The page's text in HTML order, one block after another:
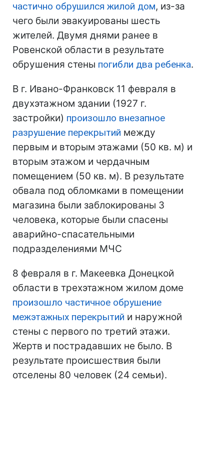
частично обрушился жилой дом, из-за
чего были эвакуированы шесть
жителей. Двумя днями ранее в
Ровенской области в результате
обрушения стены погибли два ребенка.
В г. Ивано-Франковск 11 февраля в
двухэтажном здании (1927 г.
застройки) произошло внезапное
разрушение перекрытий между
первым и вторым этажами (50 кв. м) и
вторым этажом и чердачным
помещением (50 кв. м). В результате
обвала под обломками в помещении
магазина были заблокированы 3
человека, которые были спасены
аварийно-спасательными
подразделениями МЧС
8 февраля в г. Макеевка Донецкой
области в трехэтажном жилом доме
произошло частичное обрушение
межэтажных перекрытий и наружной
стены с первого по третий этажи.
Жертв и пострадавших не было. В
результате происшествия были
отселены 80 человек (24 семьи).